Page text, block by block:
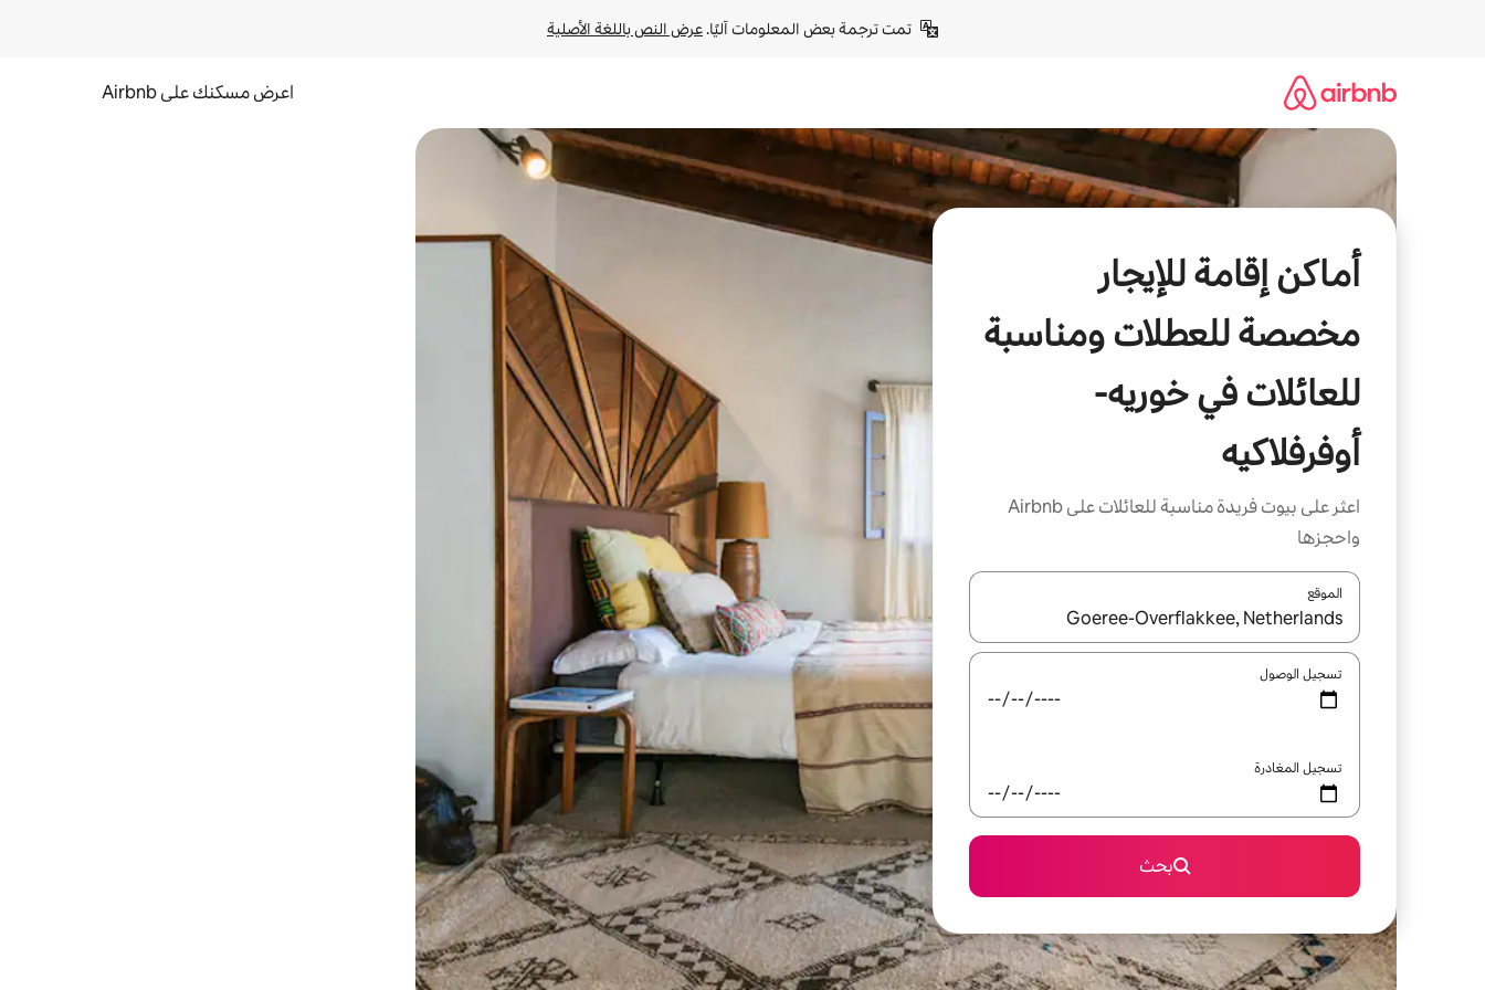
تمت ترجمة بعض المعلومات آليًا. عرض النص باللغة الأصلية
اعرض مسكنك على Airbnb
أماكن إقامة للإيجار
مخصصة للعطلات ومناسبة
للعائلات في خوريه-
أوفرفلاكيه
اعثر على بيوت فريدة مناسبة للعائلات على Airbnb
واحجزها
الموقع
عند توفر النتائج، انتقل باستخدام السهمين لأعلى ولأسفل أو استكشف عن طريق اللمس أو السحب.
تسجيل الوصول
تسجيل المغادرة
بحث